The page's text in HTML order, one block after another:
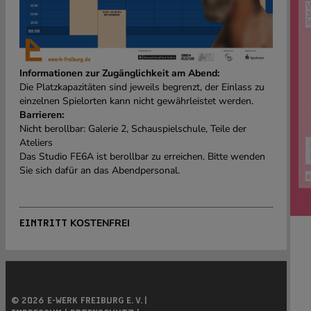
Informationen zur Zugänglichkeit am Abend:
Die Platzkapazitäten sind jeweils begrenzt, der Einlass zu
einzelnen Spielorten kann nicht gewährleistet werden.
Barrieren:
Nicht berollbar: Galerie 2, Schauspielschule, Teile der
Ateliers
Das Studio FE6A ist berollbar zu erreichen. Bitte wenden
Sie sich dafür an das Abendpersonal.
EINTRITT KOSTENFREI
© 2026 E-WERK FREIBURG E. V. |